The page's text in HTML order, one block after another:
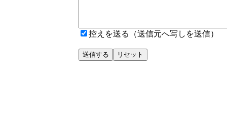
控えを送る（送信元へ写しを送信）